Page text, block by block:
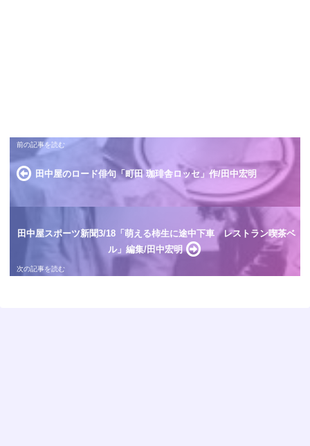
田中屋のロード俳句「町田 珈琲舎ロッセ」作/田中宏明
田中屋スポーツ新聞3/18「萌える柿生に途中下車 レストラン喫茶ベ
ル」編集/田中宏明